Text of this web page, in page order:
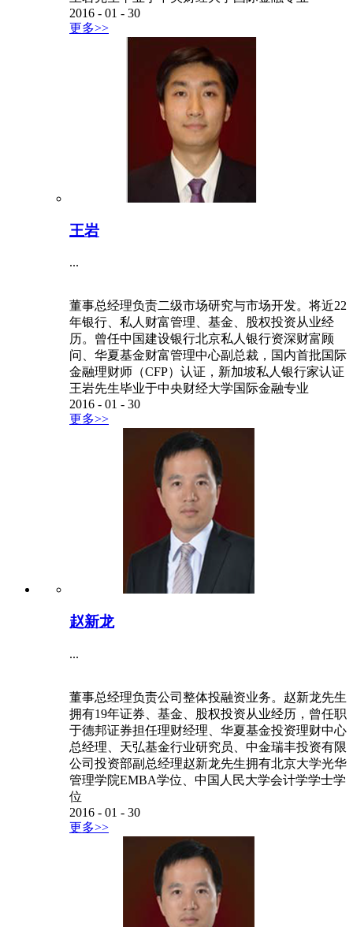
2016 - 01 - 30
更多>>
王岩
...
董事总经理负责二级市场研究与市场开发。将近22
年银行、私人财富管理、基金、股权投资从业经
历。曾任中国建设银行北京私人银行资深财富顾
问、华夏基金财富管理中心副总裁，国内首批国际
金融理财师（CFP）认证，新加坡私人银行家认证
王岩先生毕业于中央财经大学国际金融专业
2016 - 01 - 30
更多>>
赵新龙
...
董事总经理负责公司整体投融资业务。赵新龙先生
拥有19年证券、基金、股权投资从业经历，曾任职
于德邦证券担任理财经理、华夏基金投资理财中心
总经理、天弘基金行业研究员、中金瑞丰投资有限
公司投资部副总经理赵新龙先生拥有北京大学光华
管理学院EMBA学位、中国人民大学会计学学士学
位
2016 - 01 - 30
更多>>